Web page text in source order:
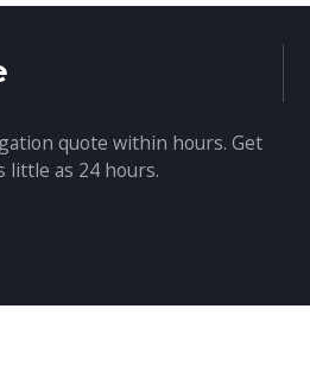
quote within hours. Get
little as 24 hours.